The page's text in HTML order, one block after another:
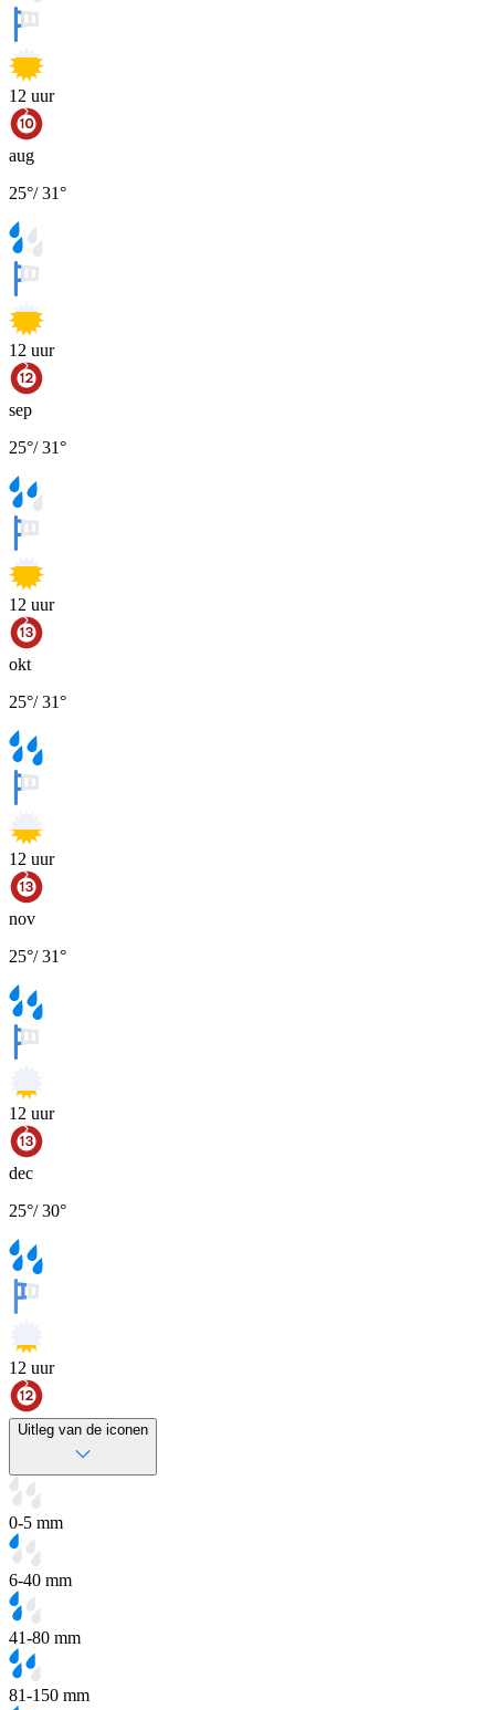
12 uur
aug
25°/31°
12 uur
sep
25°/31°
12 uur
okt
25°/31°
12 uur
nov
25°/31°
12 uur
dec
25°/30°
12 uur
Uitleg van de iconen
0-5 mm
6-40 mm
41-80 mm
81-150 mm